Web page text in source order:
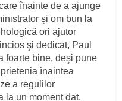
înainte de a ajunge
şi om bun la
ori ajutor
şi dedicat, Paul
foarte bine, deşi pune
înaintea
a regulilor
la un moment dat,